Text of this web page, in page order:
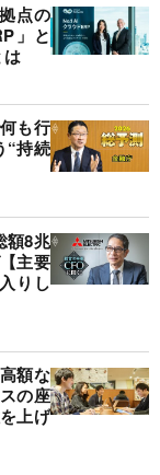
点の
」と
は
も行
“持続
額8兆
主要
りし
額な
の座
上げ